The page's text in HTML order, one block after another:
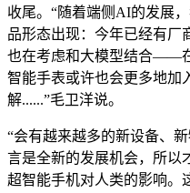
收尾。“随着端侧AI的发展
品形态出现：今年已经有厂
也在考虑和大模型结合——
智能手表或许也会更多地加
解......”毛卫洋说。
“会有越来越多的新设备、
言是全新的发展机会，所以
超智能手机对人类的影响。